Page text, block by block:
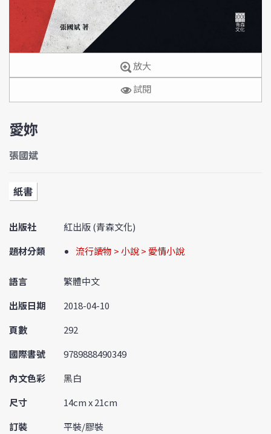
放大
試閱
愛妳
張國斌
紙書
出版社
紅出版 (青森文化)
題材分類
流行讀物 > 小說 > 愛情小說
語言
繁體中文
出版日期
2018-04-10
頁數
292
國際書號
9789888490349
內文色彩
黑白
尺寸
14cm x 21cm
訂裝
平裝/膠裝